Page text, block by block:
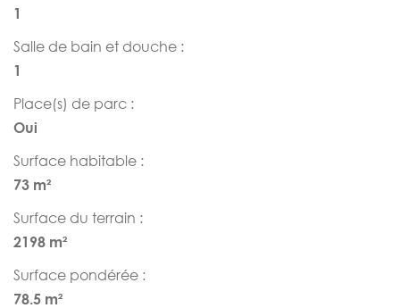
1
Salle de bain et douche :
1
Place(s) de parc :
Oui
Surface habitable :
73 m²
Surface du terrain :
2198 m²
Surface pondérée :
78.5 m²